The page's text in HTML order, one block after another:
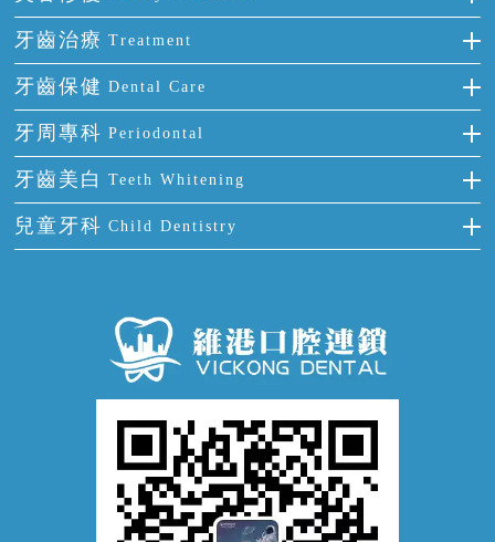
門牙缺失
多顆牙缺失
半口缺失
全口缺失
前牙反頜
牙齒擁擠
牙齒前突
牙齒稀疏
全瓷牙
烤瓷牙
氟斑牙
四環素牙
活動假牙
牙貼面
牙齒治療 Treatment
補牙
智齒
根管治療
拔牙
牙痛
牙齒保健 Dental Care
正確刷牙
全國愛牙日
預防牙病
牙科通識
牙周專科 Periodontal
牙周炎
牙齦出血
牙齦炎
牙齦萎縮
牙齒美白 Teeth Whitening
冷光美白
兒童牙科 Child Dentistry